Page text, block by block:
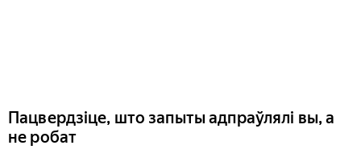
Пацвердзіце, што запыты адпраўлялі вы, а
не робат